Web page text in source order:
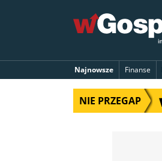
Najnowsze Finanse
NIE PRZEGAP